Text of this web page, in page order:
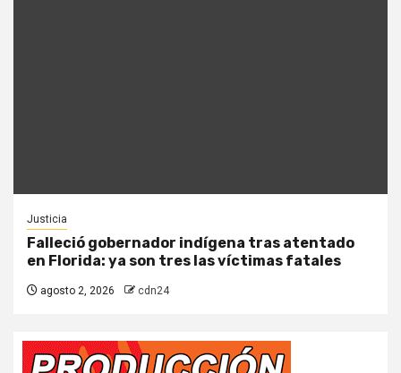
Justicia
Falleció gobernador indígena tras atentado
en Florida: ya son tres las víctimas fatales
agosto 2, 2026 cdn24